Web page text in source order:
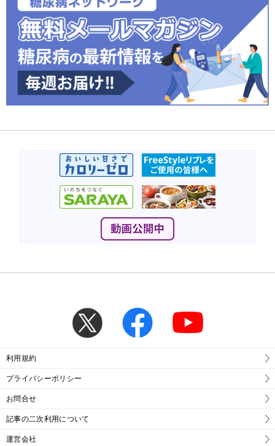
利用規約
プライバシーポリシー
お問合せ
記事の二次利用について
運営会社